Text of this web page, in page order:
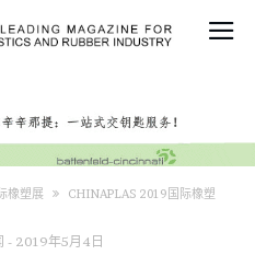
橡塑展
CHINAPLAS 2019国际橡塑
- 2019年5月4日